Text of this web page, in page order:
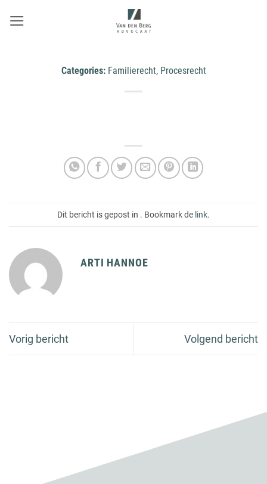
naar
Categories: Familierecht, Procesrecht
Dit bericht is gepost in . Bookmark de link.
ARTI HANNOE
Vorig bericht Volgend bericht